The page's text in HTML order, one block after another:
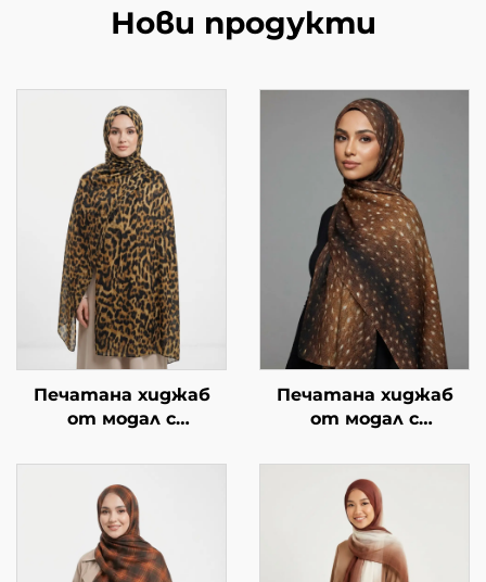
Нови продукти
Печатана хиджаб
от модал с
– леопардови петна
Печатана хиджаб
от модал с
принт на сърна